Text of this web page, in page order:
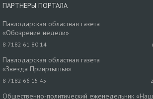
ПАРТНЕРЫ ПОРТАЛА
Павлодарская областная газета
«Обозрение недели»
8 7182 61 80 14
Павлодарская областная газета
«Звезда Прииртышья»
8 7182 66 15 45
Общественно-политический еженедельник